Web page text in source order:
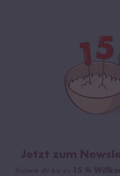
Jetzt zum
Sichere dir bis zu 15 %